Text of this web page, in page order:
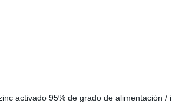
activado 95% de grado de alimentación / i